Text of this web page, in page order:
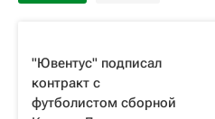
"Ювентус" подписал
контракт с
футболистом сборной